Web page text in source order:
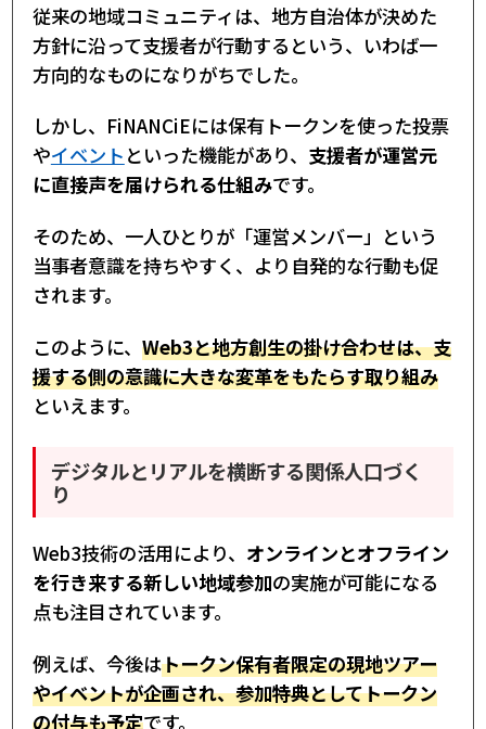
従来の地域コミュニティは、地方自治体が決めた
方針に沿って支援者が行動するという、いわば一
方向的なものになりがちでした。
しかし、FiNANCiEには保有トークンを使った投票
やイベント といった機能があり、 支援者が運営元
に直接声を届けられる仕組みです。
そのため、一人ひとりが「運営メンバー」という
当事者意識を持ちやすく、より自発的な行動も促
されます。
このように、 Web3と地方創生の掛け合わせは、支
援する側の意識に大きな変革をもたらす取り組み
といえます。
デジタルとリアルを横断する関係人口づく
り
Web3技術の活用により、 オンラインとオフライン
を行き来する新しい地域参加の実施が可能になる
点も注目されています。
例えば、今後はトークン保有者限定の現地ツアー
やイベントが企画され、参加特典としてトークン
の付与も予定です。